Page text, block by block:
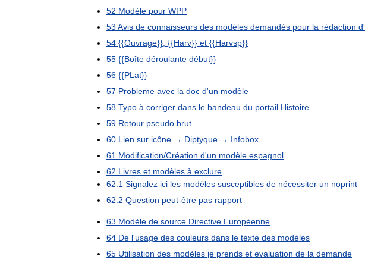
52 Modèle pour WPP
53 Avis de connaisseurs des modèles demandés pour la rédaction d'
54 {{Ouvrage}}, {{Harv}} et {{Harvsp}}
55 {{Boîte déroulante début}}
56 {{PLat}}
57 Probleme avec la doc d'un modèle
58 Typo à corriger dans le bandeau du portail Histoire
59 Retour pseudo brut
60 Lien sur icône → Diptyque → Infobox
61 Modification/Création d'un modèle espagnol
62 Livres et modèles à exclure
62 1 Signalez ici les modèles susceptibles de nécessiter un noprint
62 2 Question peut-être pas rapport
63 Modèle de source Directive Européenne
64 De l'usage des couleurs dans le texte des modèles
65 Utilisation des modèles je prends et evaluation de la demande